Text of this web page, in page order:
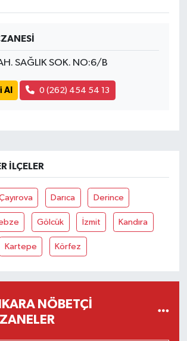
SAĞLIK SOK. NO:6/B
Al 0 (262) 454 54 13
İLÇELER
Darıca Derince
Gölcük İzmit Kandıra
Kartepe Körfez
NÖBETÇI